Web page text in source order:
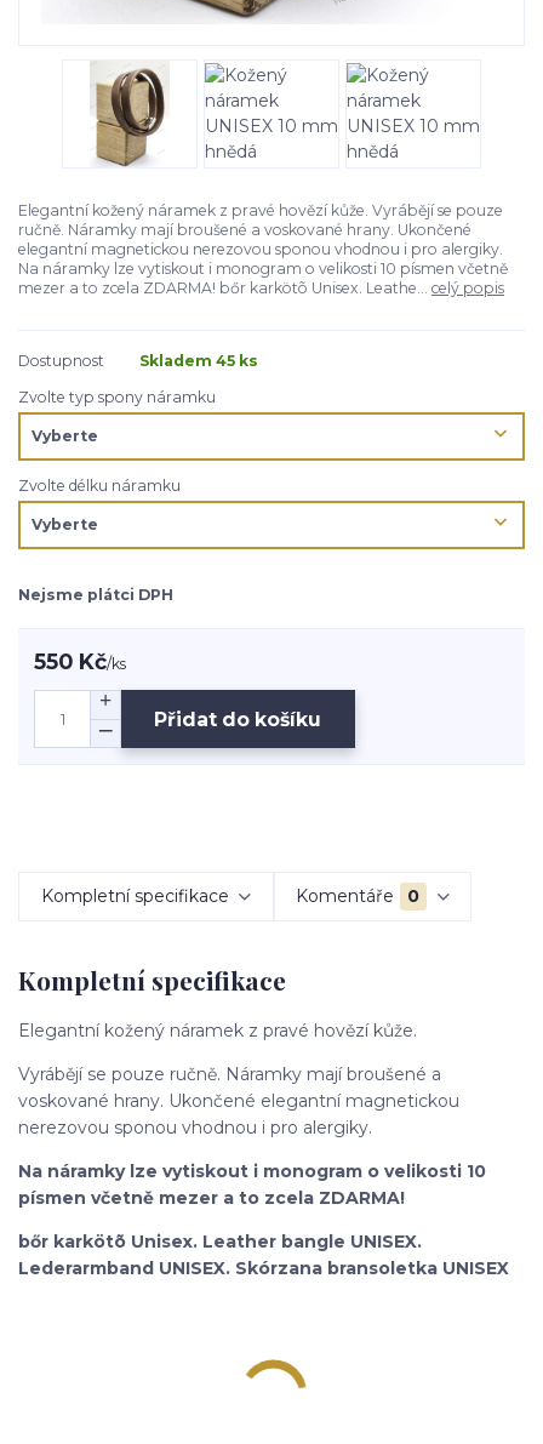
Elegantní kožený náramek z pravé hovězí kůže. Vyrábějí se pouze
ručně. Náramky mají broušené a voskované hrany. Ukončené
elegantní magnetickou nerezovou sponou vhodnou i pro alergiky.
Na náramky lze vytiskout i monogram o velikosti 10 písmen včetně
mezer a to zcela ZDARMA! bőr karkötõ Unisex. Leathe... celý popis
Dostupnost
Skladem 45 ks
Zvolte typ spony náramku
Zvolte délku náramku
Nejsme plátci DPH
550 Kč/ks
Přidat do košíku
Kompletní specifikace Komentáře 0
Kompletní specifikace
Elegantní kožený náramek z pravé hovězí kůže.
Vyrábějí se pouze ručně. Náramky mají broušené a
voskované hrany. Ukončené elegantní magnetickou
nerezovou sponou vhodnou i pro alergiky.
Na náramky lze vytiskout i monogram o velikosti 10
písmen včetně mezer a to zcela ZDARMA!
bőr karkötõ Unisex. Leather bangle UNISEX.
Lederarmband UNISEX. Skórzana bransoletka UNISEX